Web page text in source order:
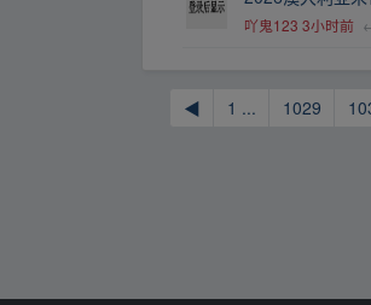
吖鬼123 3小时前
◀ 1 ... 1029